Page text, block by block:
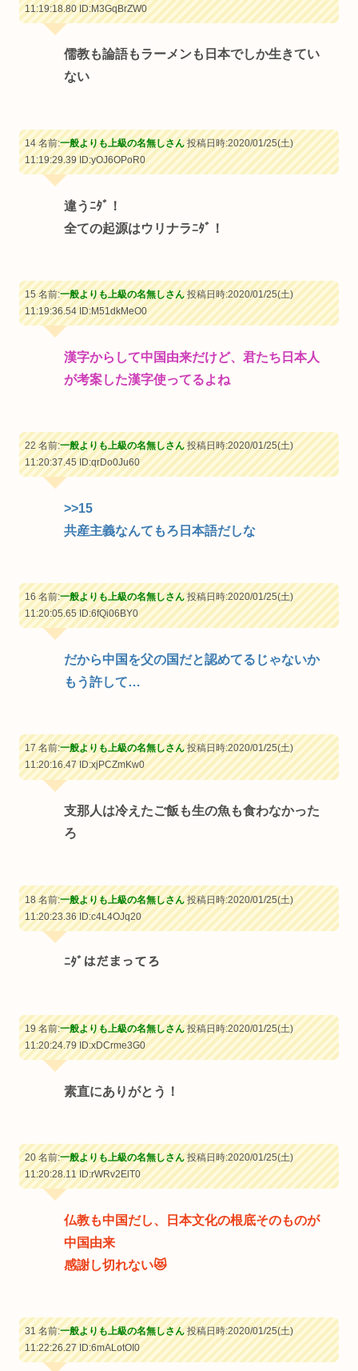
11:19:18.80ID:M3GqBrZW0
儒教も論語もラーメンも日本でしか生きてい
ない
14 名前:一般よりも上級の名無しさん投稿日時:2020/01/25(土)
11:19:29.39ID:yOJ6OPoR0
違うﾆﾀﾞ！
全ての起源はウリナラﾆﾀﾞ！
15 名前:一般よりも上級の名無しさん投稿日時:2020/01/25(土)
11:19:36.54ID:M51dkMeO0
漢字からして中国由来だけど、君たち日本人
が考案した漢字使ってるよね
22 名前:一般よりも上級の名無しさん投稿日時:2020/01/25(土)
11:20:37.45ID:qrDo0Ju60
>>15
共産主義なんてもろ日本語だしな
16 名前:一般よりも上級の名無しさん投稿日時:2020/01/25(土)
11:20:05.65ID:6fQi06BY0
だから中国を父の国だと認めてるじゃないか
もう許して…
17 名前:一般よりも上級の名無しさん投稿日時:2020/01/25(土)
11:20:16.47ID:xjPCZmKw0
支那人は冷えたご飯も生の魚も食わなかった
ろ
18 名前:一般よりも上級の名無しさん投稿日時:2020/01/25(土)
11:20:23.36ID:c4L4OJq20
ﾆﾀﾞはだまってろ
19 名前:一般よりも上級の名無しさん投稿日時:2020/01/25(土)
11:20:24.79ID:xDCrme3G0
素直にありがとう！
20 名前:一般よりも上級の名無しさん投稿日時:2020/01/25(土)
11:20:28.11ID:rWRv2ElT0
仏教も中国だし、日本文化の根底そのものが
中国由来
感謝し切れない😻
31 名前:一般よりも上級の名無しさん投稿日時:2020/01/25(土)
11:22:26.27ID:6mALotOI0